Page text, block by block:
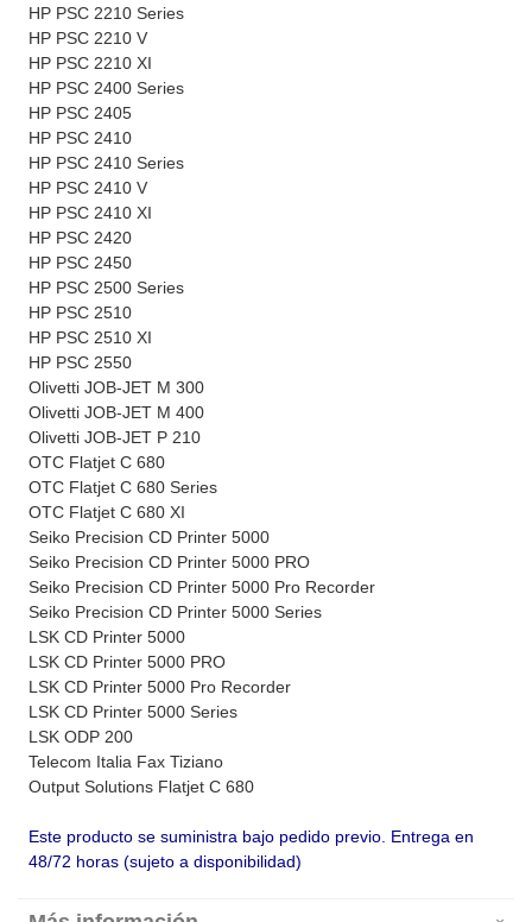
HP PSC 2210 Series
HP PSC 2210 V
HP PSC 2210 XI
HP PSC 2400 Series
HP PSC 2405
HP PSC 2410
HP PSC 2410 Series
HP PSC 2410 V
HP PSC 2410 XI
HP PSC 2420
HP PSC 2450
HP PSC 2500 Series
HP PSC 2510
HP PSC 2510 XI
HP PSC 2550
Olivetti JOB-JET M 300
Olivetti JOB-JET M 400
Olivetti JOB-JET P 210
OTC Flatjet C 680
OTC Flatjet C 680 Series
OTC Flatjet C 680 XI
Seiko Precision CD Printer 5000
Seiko Precision CD Printer 5000 PRO
Seiko Precision CD Printer 5000 Pro Recorder
Seiko Precision CD Printer 5000 Series
LSK CD Printer 5000
LSK CD Printer 5000 PRO
LSK CD Printer 5000 Pro Recorder
LSK CD Printer 5000 Series
LSK ODP 200
Telecom Italia Fax Tiziano
Output Solutions Flatjet C 680
Este producto se suministra bajo pedido previo. Entrega en
48/72 horas (sujeto a disponibilidad)